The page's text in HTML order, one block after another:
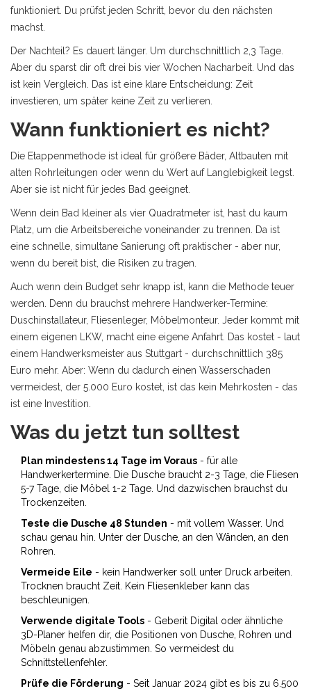
funktioniert. Du prüfst jeden Schritt, bevor du den nächsten
machst.
Der Nachteil? Es dauert länger. Um durchschnittlich 2,3 Tage.
Aber du sparst dir oft drei bis vier Wochen Nacharbeit. Und das
ist kein Vergleich. Das ist eine klare Entscheidung: Zeit
investieren, um später keine Zeit zu verlieren.
Wann funktioniert es nicht?
Die Etappenmethode ist ideal für größere Bäder, Altbauten mit
alten Rohrleitungen oder wenn du Wert auf Langlebigkeit legst.
Aber sie ist nicht für jedes Bad geeignet.
Wenn dein Bad kleiner als vier Quadratmeter ist, hast du kaum
Platz, um die Arbeitsbereiche voneinander zu trennen. Da ist
eine schnelle, simultane Sanierung oft praktischer - aber nur,
wenn du bereit bist, die Risiken zu tragen.
Auch wenn dein Budget sehr knapp ist, kann die Methode teuer
werden. Denn du brauchst mehrere Handwerker-Termine:
Duschinstallateur, Fliesenleger, Möbelmonteur. Jeder kommt mit
einem eigenen LKW, macht eine eigene Anfahrt. Das kostet - laut
einem Handwerksmeister aus Stuttgart - durchschnittlich 385
Euro mehr. Aber: Wenn du dadurch einen Wasserschaden
vermeidest, der 5.000 Euro kostet, ist das kein Mehrkosten - das
ist eine Investition.
Was du jetzt tun solltest
Plan mindestens 14 Tage im Voraus - für alle
Handwerkertermine. Die Dusche braucht 2-3 Tage, die Fliesen
5-7 Tage, die Möbel 1-2 Tage. Und dazwischen brauchst du
Trockenzeiten.
Teste die Dusche 48 Stunden - mit vollem Wasser. Und
schau genau hin. Unter der Dusche, an den Wänden, an den
Rohren.
Vermeide Eile - kein Handwerker soll unter Druck arbeiten.
Trocknen braucht Zeit. Kein Fliesenkleber kann das
beschleunigen.
Verwende digitale Tools - Geberit Digital oder ähnliche
3D-Planer helfen dir, die Positionen von Dusche, Rohren und
Möbeln genau abzustimmen. So vermeidest du
Schnittstellenfehler.
Prüfe die Förderung - Seit Januar 2024 gibt es bis zu 6.500